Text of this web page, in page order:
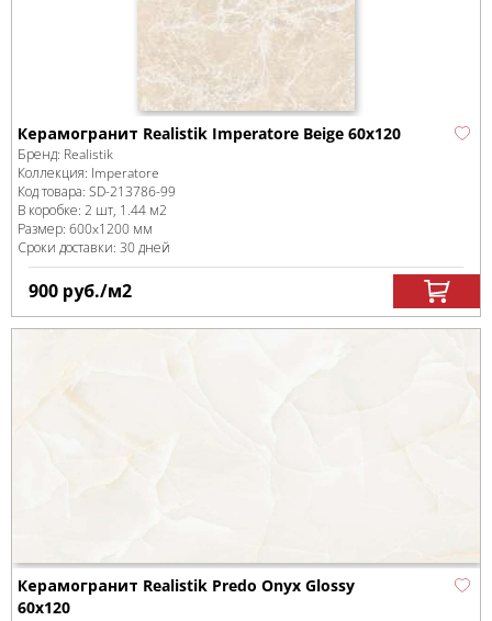
Керамогранит Realistik Imperatore Beige 60x120
Бренд: Realistik
Коллекция: Imperatore
Код товара: SD-213786-99
В коробке: 2 шт, 1.44 м2
Размер: 600x1200 мм
Сроки доставки: 30 дней
900 руб./м2
Керамогранит Realistik Predo Onyx Glossy
60x120